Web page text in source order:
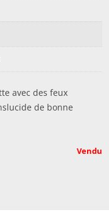
avec des feux
de bonne
Vendu